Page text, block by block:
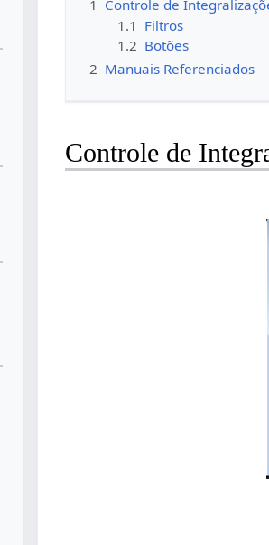
1 Controle de
1.1 Filtros
1.2 Botões
2 Manuais Referenciados
Controle de